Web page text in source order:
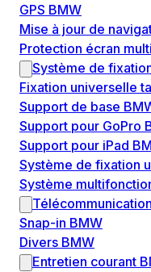
GPS BMW
Mise à jour de
Protection écran
Système de
Fixation universelle
Support de base
Support pour GoPro
Support pour iPad
Système de fixation
Système
Snap-in BMW
Divers BMW
Entretien courant